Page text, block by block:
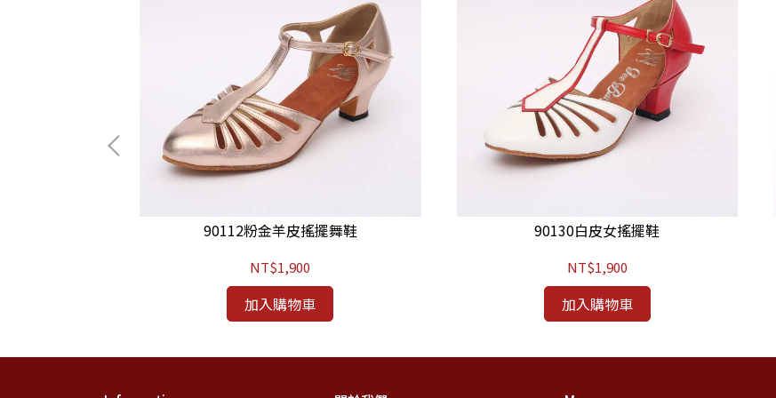
90112粉金羊皮搖擺舞鞋
NT$1,900
加入購物車
90130白皮女搖擺鞋
NT$1,900
加入購物車